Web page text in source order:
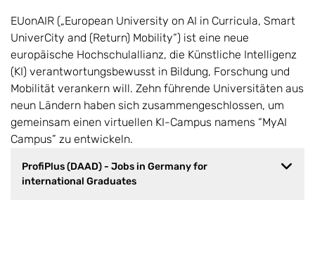
EUonAIR („European University on AI in Curricula, Smart
UniverCity and (Return) Mobility“) ist eine neue
europäische Hochschulallianz, die Künstliche Intelligenz
(KI) verantwortungsbewusst in Bildung, Forschung und
Mobilität verankern will. Zehn führende Universitäten aus
neun Ländern haben sich zusammengeschlossen, um
gemeinsam einen virtuellen KI-Campus namens “MyAI
Campus” zu entwickeln.
ProfiPlus (DAAD) - Jobs in Germany for
international Graduates